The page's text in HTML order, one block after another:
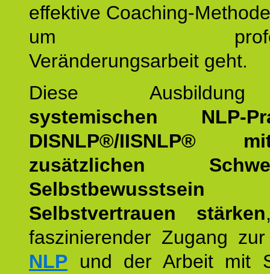
effektive Coaching-
um
Veränderungsarbeit geht.
Diese
systemischen NLP-
DISNLP®/IISNLP®
zusätzlichen
Selbstvertrauen stärken
faszinierender Zugang
NLP und der Arbeit mit